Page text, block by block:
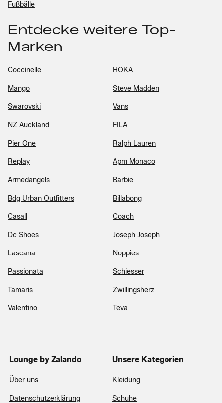
Fußbälle
Entdecke weitere Top-
Marken
Coccinelle HOKA
Mango Steve Madden
Swarovski Vans
NZ Auckland FILA
Pier One Ralph Lauren
Replay Apm Monaco
Armedangels Barbie
Bdg Urban Outfitters Billabong
Casall Coach
Dc Shoes Joseph Joseph
Lascana Noppies
Passionata Schiesser
Tamaris Zwillingsherz
Valentino Teva
Lounge by Zalando
Über uns
Datenschutzerklärung
Unsere Kategorien
Kleidung
Schuhe